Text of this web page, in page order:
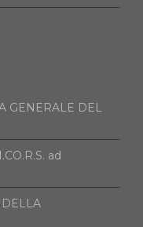
GENERALE DEL
ad
DELLA